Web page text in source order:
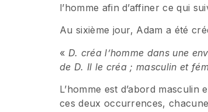
l’homme afin d’affiner ce qui
Au sixième jour, Adam a été
« D. créa l’homme dans une
de D. Il le créa ; masculin et
L’homme est d’abord
ces deux occurrences,